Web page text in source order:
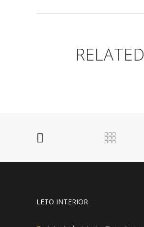
RELATED
LETO INTERIOR